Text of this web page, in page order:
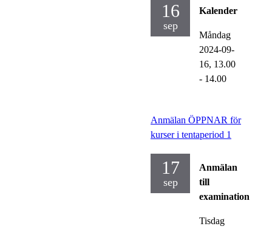
16
sep
Kalender
Måndag
2024-09-
16, 13.00
- 14.00
Anmälan ÖPPNAR för
kurser i tentaperiod 1
17
sep
Anmälan
till
examination
Tisdag